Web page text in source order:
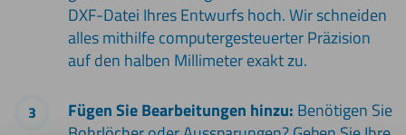
DXF-Datei Ihres Entwurfs hoch. Wir schneiden
alles mithilfe computergesteuerter Präzision
auf den halben Millimeter exakt zu.
Fügen Sie Bearbeitungen hinzu: Benötigen Sie